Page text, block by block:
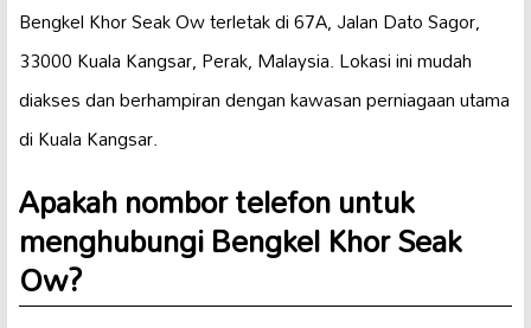
Bengkel Khor Seak Ow terletak di 67A, Jalan Dato Sagor,
33000 Kuala Kangsar, Perak, Malaysia. Lokasi ini mudah
diakses dan berhampiran dengan kawasan perniagaan utama
di Kuala Kangsar.
Apakah nombor telefon untuk
menghubungi Bengkel Khor Seak
Ow?